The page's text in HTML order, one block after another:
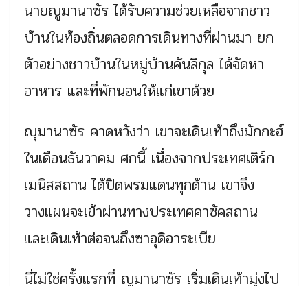
นายญูมานาซัร ได้รับความช่วยเหลือจากชาว
บ้านในท้องถิ่นตลอดการเดินทางที่ผ่านมา ยก
ตัวอย่างชาวบ้านในหมู่บ้านคันลิกุล ได้จัดหา
อาหาร และที่พักนอนให้แก่เขาด้วย
ญุมานาซัร คาดหวังว่า เขาจะเดินเท้าถึงมักกะฮ์
ในเดือนธันวาคม ศกนี้ เนื่องจากประเทศเติร์ก
เมนิสสถาน ได้ปิดพรมแดนทุกด้าน เขาจึง
วางแผนจะเข้าผ่านทางประเทศคาซัคสถาน
และเดินเท้าต่อจนถึงซาอุดิอาระเบีย
นี่ไม่ใช่ครั้งแรกที่ ญูมานาซัร เริ่มเดินเท้ามุ่งไป